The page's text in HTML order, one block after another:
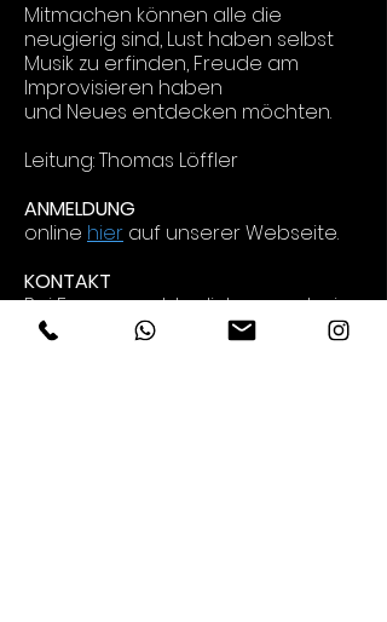
Mitmachen können alle die
neugierig sind, Lust haben selbst
Musik zu erfinden, Freude am
Improvisieren haben
und Neues entdecken möchten.
Leitung: Thomas Löffler
ANMELDUNG
online hier auf unserer Webseite.
KONTAKT
Bei Fragen melde dich gerne bei
Thomas Löffler per E-Mail an: